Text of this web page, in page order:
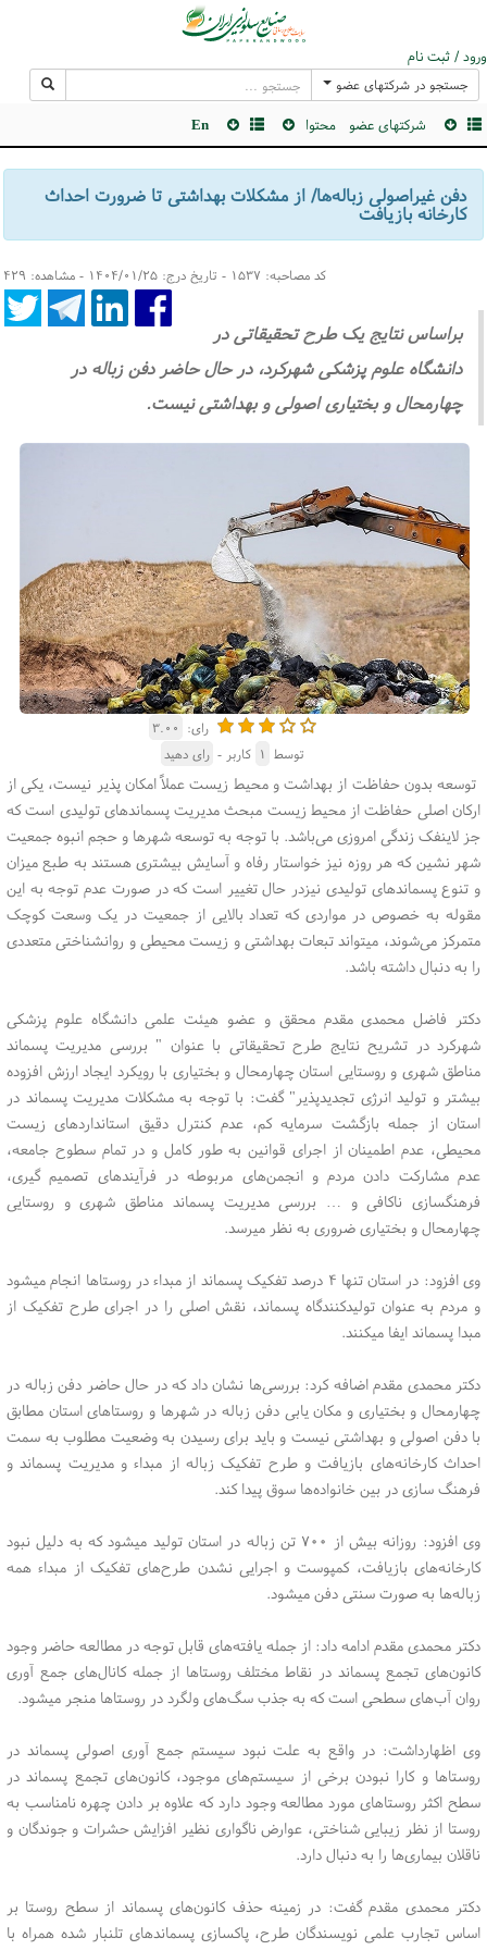
ورود / ثبت نام
جستجو در شرکتهای عضو
شرکتهای عضو محتوا En
دفن غیراصولی زباله‌ها/ از مشکلات بهداشتی تا ضرورت احداث
کارخانه بازیافت
کد مصاحبه: ۱۵۳۷ - تاریخ درج: ۱۴۰۴/۰۱/۲۵ - مشاهده: ۴۲۹
براساس نتایج یک طرح تحقیقاتی در
دانشگاه علوم پزشکی شهرکرد، در حال حاضر دفن زباله در
چهارمحال و بختیاری اصولی و بهداشتی نیست.
رای: ۳.۰۰
توسط ۱ کاربر - رای دهید
توسعه بدون حفاظت از بهداشت و محیط زیست عملاً امکان پذیر نیست، یکی از
ارکان اصلی حفاظت از محیط زیست مبحث مدیریت پسماند‌های تولیدی است که
جز لاینفک زندگی امروزی می‌باشد. با توجه به توسعه شهر‌ها و حجم انبوه جمعیت
شهر نشین که هر روزه نیز خواستار رفاه و آسایش بیشتری هستند به طبع میزان
و تنوع پسماند‌های تولیدی نیزدر حال تغییر است که در صورت عدم توجه به این
مقوله به خصوص در مواردی که تعداد بالایی از جمعیت در یک وسعت کوچک
متمرکز می‌شوند، میتواند تبعات بهداشتی و زیست محیطی و روانشناختی متعددی
را به دنبال داشته باشد.
دکتر فاضل محمدی مقدم محقق و عضو هیئت علمی دانشگاه علوم پزشکی
شهرکرد در تشریح نتایج طرح تحقیقاتی با عنوان " بررسی مدیریت پسماند
مناطق شهری و روستایی استان چهارمحال و بختیاری با رویکرد ایجاد ارزش افزوده
بیشتر و تولید انرژی تجدیدپذیر" گفت: با توجه به مشکلات مدیریت پسماند در
استان از جمله بازگشت سرمایه کم، عدم کنترل دقیق استاندارد‌های زیست
محیطی، عدم اطمینان از اجرای قوانین به طور کامل و در تمام سطوح جامعه،
عدم مشارکت دادن مردم و انجمن‌های مربوطه در فرآیند‌های تصمیم گیری،
فرهنگسازی ناکافی و … بررسی مدیریت پسماند مناطق شهری و روستایی
چهارمحال و بختیاری ضروری به نظر میرسد.
وی افزود: در استان تنها ۴ درصد تفکیک پسماند از مبداء در روستا‌ها انجام میشود
و مردم به عنوان تولیدکنندگاه پسماند، نقش اصلی را در اجرای طرح تفکیک از
مبدا پسماند ایفا میکنند.
دکتر محمدی مقدم اضافه کرد: بررسی‌ها نشان داد که در حال حاضر دفن زباله در
چهارمحال و بختیاری و مکان یابی دفن زباله در شهر‌ها و روستا‌های استان مطابق
با دفن اصولی و بهداشتی نیست و باید برای رسیدن به وضعیت مطلوب به سمت
احداث کارخانه‌های بازیافت و طرح تفکیک زباله از مبداء و مدیریت پسماند و
فرهنگ سازی در بین خانواده‌ها سوق پیدا کند.
وی افزود: روزانه بیش از ۷۰۰ تن زباله در استان تولید میشود که به دلیل نبود
کارخانه‌های بازیافت، کمپوست و اجرایی نشدن طرح‌های تفکیک از مبداء همه
زباله‌ها به صورت سنتی دفن میشود.
دکتر محمدی مقدم ادامه داد: از جمله یافته‌های قابل توجه در مطالعه حاضر وجود
کانون‌های تجمع پسماند در نقاط مختلف روستا‌ها از جمله کانال‌های جمع آوری
روان آب‌های سطحی است که به جذب سگ‌های ولگرد در روستا‌ها منجر میشود.
وی اظهارداشت: در واقع به علت نبود سیستم جمع آوری اصولی پسماند در
روستا‌ها و کارا نبودن برخی از سیستم‌های موجود، کانون‌های تجمع پسماند در
سطح اکثر روستا‌های مورد مطالعه وجود دارد که علاوه بر دادن چهره نامناسب به
روستا از نظر زیبایی شناختی، عوارض ناگواری نظیر افزایش حشرات و جوندگان و
ناقلان بیماری‌ها را به دنبال دارد.
دکتر محمدی مقدم گفت: در زمینه حذف کانون‌های پسماند از سطح روستا بر
اساس تجارب علمی نویسندگان طرح، پاکسازی پسماند‌های تلنبار شده همراه با